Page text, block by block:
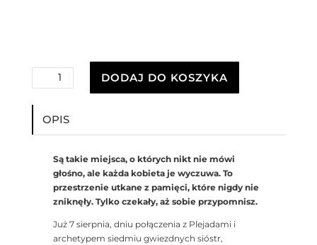
TEMPLE
the
DODAJ DO KOSZYKA
OPIS
Są takie miejsca, o których nikt nie mówi
głośno, ale każda kobieta je wyczuwa. To
przestrzenie utkane z pamięci, które nigdy nie
zniknęły. Tylko czekały, aż sobie przypomnisz.
Już 7 sierpnia, dniu połączenia z Plejadami i
archetypem siedmiu gwiezdnych sióstr,